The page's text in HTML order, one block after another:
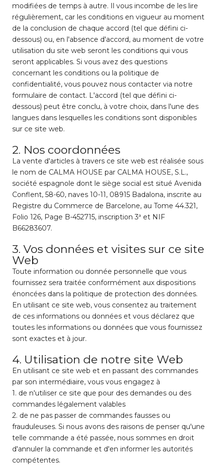
modifiées de temps à autre. Il vous incombe de les lire
régulièrement, car les conditions en vigueur au moment
de la conclusion de chaque accord (tel que défini ci-
dessous) ou, en l'absence d'accord, au moment de votre
utilisation du site web seront les conditions qui vous
seront applicables. Si vous avez des questions
concernant les conditions ou la politique de
confidentialité, vous pouvez nous contacter via notre
formulaire de contact. L'accord (tel que défini ci-
dessous) peut être conclu, à votre choix, dans l'une des
langues dans lesquelles les conditions sont disponibles
sur ce site web.
2. Nos coordonnées
La vente d'articles à travers ce site web est réalisée sous
le nom de CALMA HOUSE par CALMA HOUSE, S.L.,
société espagnole dont le siège social est situé Avenida
Conflent, 58-60, naves 10-11, 08915 Badalona, inscrite au
Registre du Commerce de Barcelone, au Tome 44.321,
Folio 126, Page B-452715, inscription 3ª et NIF
B66283607.
3. Vos données et visites sur ce site
Web
Toute information ou donnée personnelle que vous
fournissez sera traitée conformément aux dispositions
énoncées dans la politique de protection des données.
En utilisant ce site web, vous consentez au traitement
de ces informations ou données et vous déclarez que
toutes les informations ou données que vous fournissez
sont exactes et à jour.
4. Utilisation de notre site Web
En utilisant ce site web et en passant des commandes
par son intermédiaire, vous vous engagez à
1. de n'utiliser ce site que pour des demandes ou des
commandes légalement valables
2. de ne pas passer de commandes fausses ou
frauduleuses. Si nous avons des raisons de penser qu'une
telle commande a été passée, nous sommes en droit
d'annuler la commande et d'en informer les autorités
compétentes.